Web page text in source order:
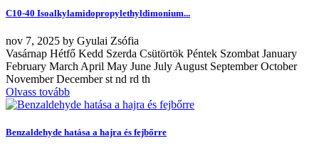
C10-40 Isoalkylamidopropylethyldimonium...
nov 7, 2025 by Gyulai Zsófia
Vasárnap Hétfő Kedd Szerda Csütörtök Péntek Szombat January
February March April May June July August September October
November December st nd rd th
Olvass tovább
Benzaldehyde hatása a hajra és fejbőrre